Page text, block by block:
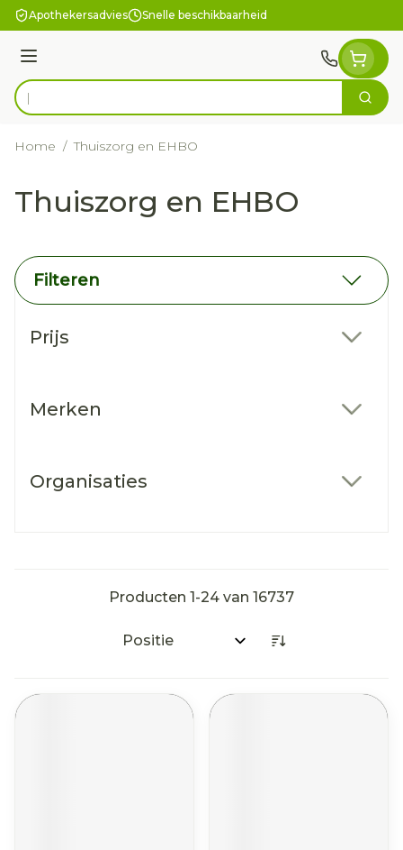
Ga naar de inhoud
Apothekersadvies Snelle beschikbaarheid
Menu
Product, merk, categorie... Zoek
Home / Thuiszorg en EHBO
Thuiszorg en EHBO
Filteren
Prijs
Merken
Organisaties
Producten 1-24 van 16737
Sorteer op: